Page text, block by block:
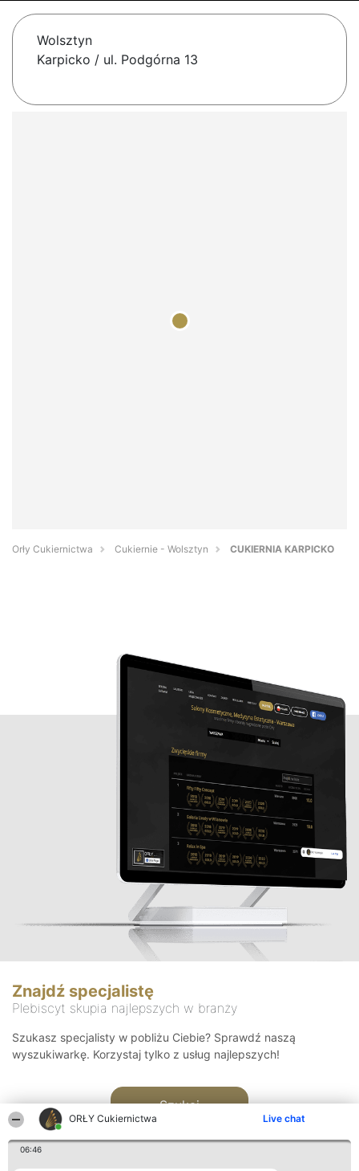
ORŁY Cukiernictwa Live chat
06:46
Wolsztyn
Karpicko / ul. Podgórna 13
Orły Cukiernictwa Cukiernie - Wolsztyn CUKIERNIA KARPICKO
Znajdź specjalistę
Plebiscyt skupia najlepszych w branży
Szukasz specjalisty w pobliżu Ciebie? Sprawdź naszą
wyszukiwarkę. Korzystaj tylko z usług najlepszych!
Szukaj